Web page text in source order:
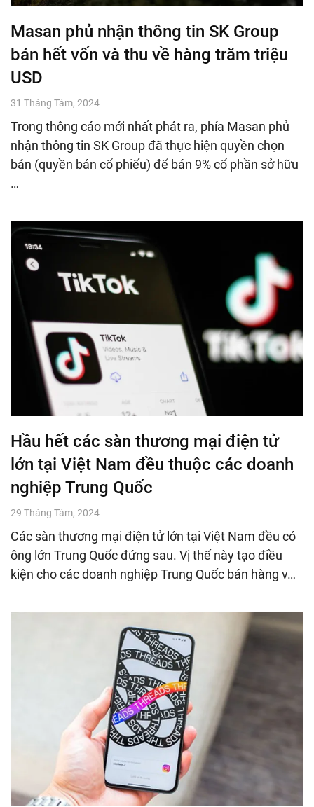
Masan phủ nhận thông tin SK Group
bán hết vốn và thu về hàng trăm triệu
USD
31 Tháng Tám, 2024
Trong thông cáo mới nhất phát ra, phía Masan phủ
nhận thông tin SK Group đã thực hiện quyền chọn
bán (quyền bán cổ phiếu) để bán 9% cổ phần sở hữu
…
Hầu hết các sàn thương mại điện tử
lớn tại Việt Nam đều thuộc các doanh
nghiệp Trung Quốc
29 Tháng Tám, 2024
Các sàn thương mại điện tử lớn tại Việt Nam đều có
ông lớn Trung Quốc đứng sau. Vị thế này tạo điều
kiện cho các doanh nghiệp Trung Quốc bán hàng v…